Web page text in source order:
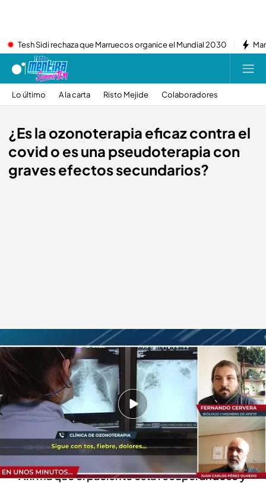
Tesh Sidi rechaza que Marruecos organice el Mundial 2030
Lo último A la carta Risto Mejide Colaboradores
¿Es la ozonoterapia eficaz contra el
covid o es una pseudoterapia con
graves efectos secundarios?
La ozonoterapia, a debate.
Todo es mentira
25 AGO 2021 - 16:51h.
'Todo es mentira' habla con el doctor que está
aplicando la ozonoterapia en un paciente con
covid
Afirma que el paciente está recuperándose y